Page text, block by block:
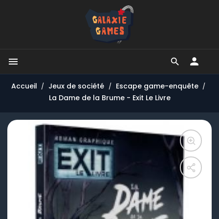


Accueil Jeux de société
Escape game-enquête
La Dame de la Brume - Exit Le Livre